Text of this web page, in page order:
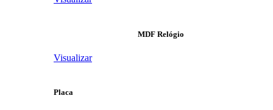
MDF Relógio
Visualizar
Placa